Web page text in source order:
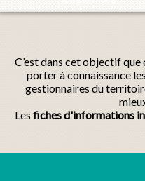
C’est dans cet objectif
porter à connaissance
gestionnaires du
Les fiches d'informations